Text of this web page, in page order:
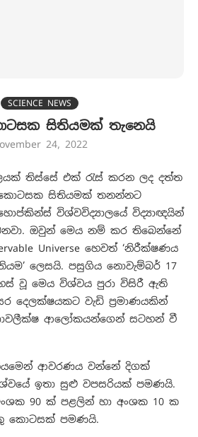
SCIENCE NEWS
සිතියමක් තැනෙයි
24, 2022
තිස්සේ එක් රැස් කරන ලද දත්ත
කොටසක සිතියමක් තනන්නට
විශ්වවිද්‍යාලයේ විද්‍යාඥයින්
ඔවුන් මෙය නම් කර තිබෙන්නේ
Universe හෙවත් ‘නිරීක්ෂණය
ලෙසයි. පසුගිය නොවැම්බර් 17
වූ මෙය විශ්වය පුරා විසිරී ඇති
දෙලක්ෂයකට වැඩි ප්‍රමාණයකින්
ආලෝකයන්ගෙන් සටහන් වී
ආවරණය වන්නේ දිගක්
ඉතා සුළු වපසරියක් පමණයි.
90 ක් පළලින් හා අංශක 10 ක
කොටසක් පමණයි.